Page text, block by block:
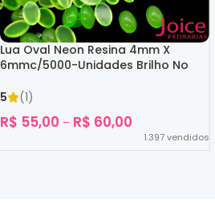
Lua Oval Neon Resina 4mm X
6mmc/5000-Unidades Brilho No
5
(1)
R$ 55,00 – R$ 60,00
1.397vendidos